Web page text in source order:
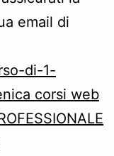
email di